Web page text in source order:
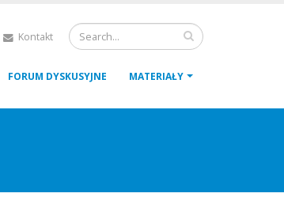
Kontakt
FORUM DYSKUSYJNE MATERIAŁY